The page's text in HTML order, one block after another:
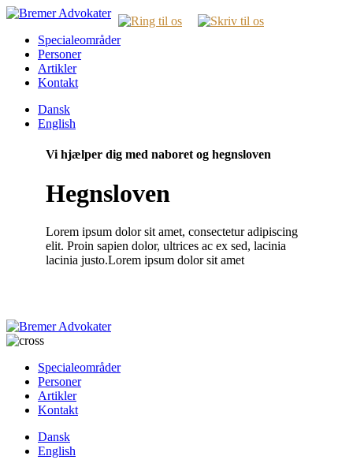
Specialeområder
Personer
Artikler
Kontakt
Dansk
English
Vi hjælper dig med naboret og hegnsloven
Hegnsloven
Lorem ipsum dolor sit amet, consectetur adipiscing
elit. Proin sapien dolor, ultrices ac ex sed, lacinia
lacinia justo.Lorem ipsum dolor sit amet
Specialeområder
Personer
Artikler
Kontakt
Dansk
English